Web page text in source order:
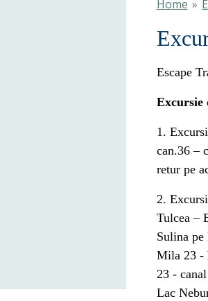
Home »
Escape
Excursie
1.
can.36 –
retur pe
2.
Tulcea –
Sulina
Mila 23 -
23 -
Lac